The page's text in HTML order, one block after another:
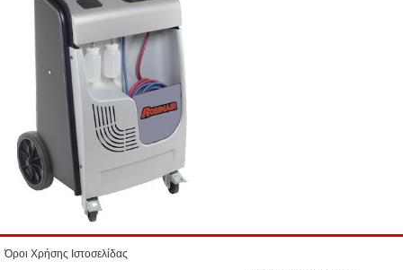
Όροι Χρήσης Ιστοσελίδας